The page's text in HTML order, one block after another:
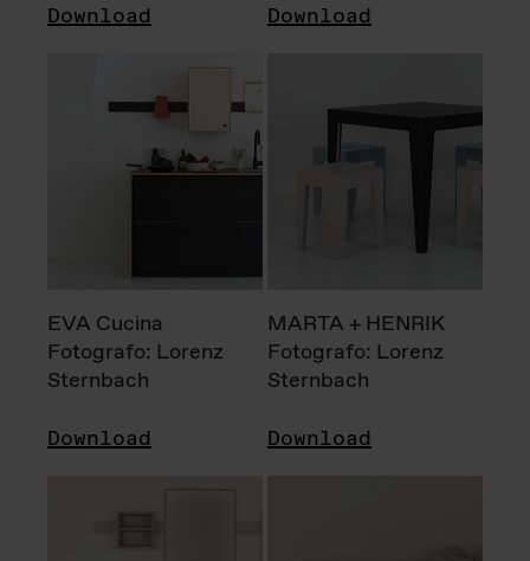
Download Download
EVA Cucina
Fotografo: Lorenz
Sternbach
Download
MARTA + HENRIK
Fotografo: Lorenz
Sternbach
Download